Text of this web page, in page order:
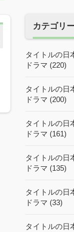
カテゴリ
タイトルの日
ドラマ (220)
タイトルの日
ドラマ (200)
タイトルの日
ドラマ (161)
タイトルの日
ドラマ (135)
タイトルの日
ドラマ (33)
タイトルの日